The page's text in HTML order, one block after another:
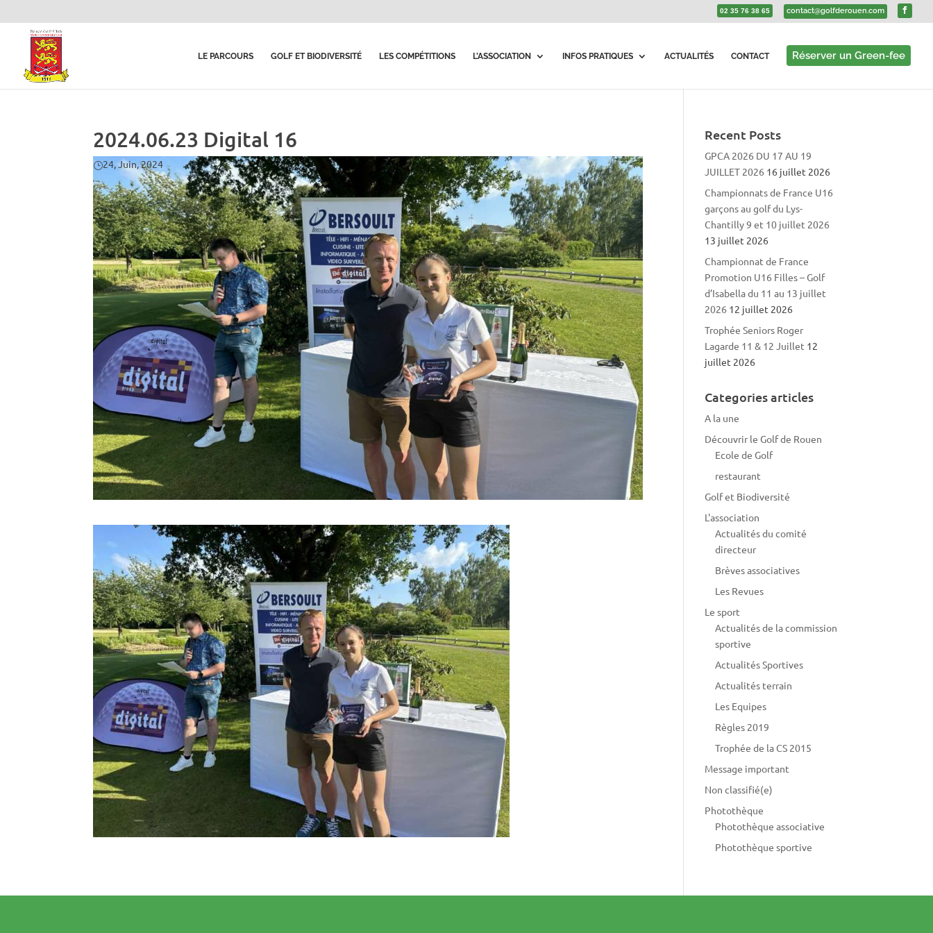
02 35 76 38 65 contact@golfderouen.com
LE PARCOURS GOLF ET BIODIVERSITÉ LES COMPÉTITIONS L’ASSOCIATION INFOS PRATIQUES ACTUALITÉS CONTACT Réserver un Green-fee
2024.06.23 Digital 16
24, Juin, 2024
Recent Posts
GPCA 2026 DU 17 AU 19
JUILLET 2026 16 juillet 2026
Championnats de France U16
garçons au golf du Lys-
Chantilly 9 et 10 juillet 2026
13 juillet 2026
Championnat de France
Promotion U16 Filles – Golf
d’Isabella du 11 au 13 juillet
2026 12 juillet 2026
Trophée Seniors Roger
Lagarde 11 & 12 Juillet 12
juillet 2026
Categories articles
A la une
Découvrir le Golf de Rouen
Ecole de Golf
restaurant
Golf et Biodiversité
L'association
Actualités du comité
directeur
Brèves associatives
Les Revues
Le sport
Actualités de la commission
sportive
Actualités Sportives
Actualités terrain
Les Equipes
Règles 2019
Trophée de la CS 2015
Message important
Non classifié(e)
Photothèque
Photothèque associative
Photothèque sportive